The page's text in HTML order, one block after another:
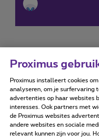
Forumvoorwaarden
Proximus
Proximus installeert cookies
analyseren, om je surfervaring
advertenties op haar websites
interesses. Ook partners met
de Proximus websites
andere websites en sociale
relevant kunnen zijn voor jou.